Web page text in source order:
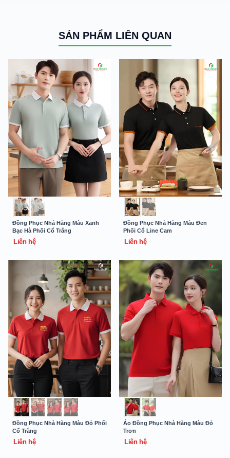
SẢN PHẨM LIÊN QUAN
Đồng Phục Nhà Hàng Màu Xanh
Bạc Hà Phối Cổ Trắng
Liên hệ
Đồng Phục Nhà Hàng Màu Đen
Phối Cổ Line Cam
Liên hệ
Đồng Phục Nhà Hàng Màu Đỏ Phối
Cổ Trắng
Liên hệ
Áo Đồng Phục Nhà Hàng Màu Đỏ
Trơn
Liên hệ